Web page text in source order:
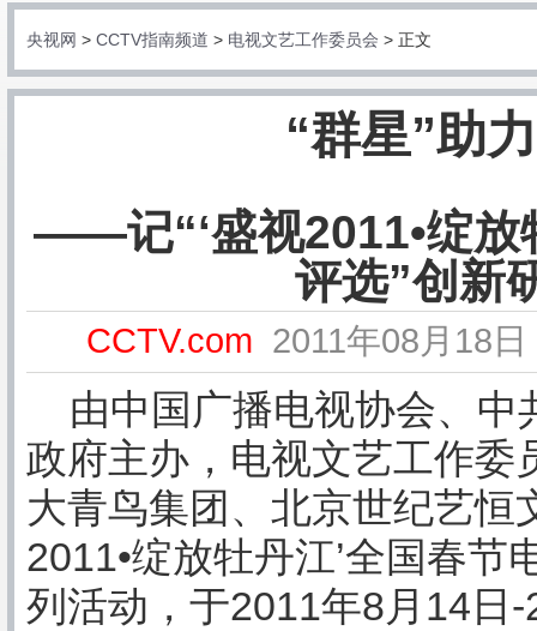
央视网 > CCTV指南频道 > 电视文艺工作委员会 > 正文
“群星”助
——记“‘盛视2011•绽放
评选”创新
CCTV.com 2011年08月18
由中国广播电视协会、中
政府主办，电视文艺工作委
大青鸟集团、北京世纪艺恒
2011•绽放牡丹江’全国春节
列活动，于2011年8月14日